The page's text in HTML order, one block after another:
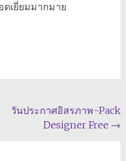
เยี่ยมมากมาย
วันประกาศอิสรภาพ-Pack
Designer Free →